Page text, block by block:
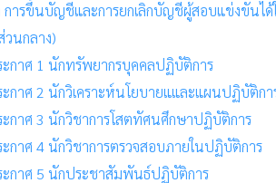
การขึ้นบัญชีและการยกเลิกบัญชีผู้สอบแข่งขันไ
นกลาง)
กาศ 1 นักทรัพยากรบุคคลปฏิบัติการ
กาศ 2 นักวิเคราะห์นโยบายแและแผนปฏิบัติกา
กาศ 3 นักวิชาการโสตทัศนศึกษาปฏิบัติการ
กาศ 4 นักวิชาการตรวจสอบภายในปฏิบัติการ
ะกาศ 5 นักประชาสัมพันธ์ปฏิบัติการ